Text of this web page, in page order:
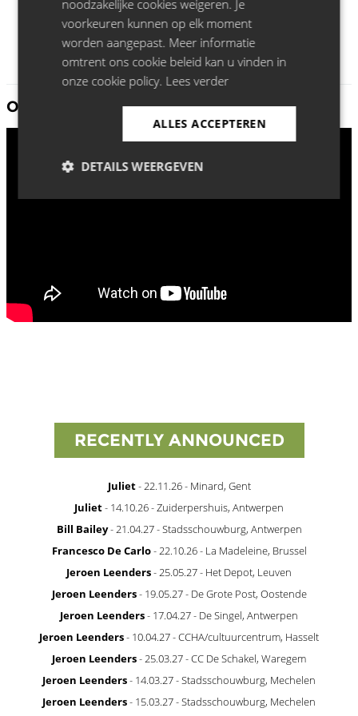
Ontdek meer Wim Helsen:
RECENTLY ANNOUNCED
Juliet- 22.11.26 - Minard, Gent
Juliet- 14.10.26 - Zuiderpershuis, Antwerpen
Bill Bailey- 21.04.27 - Stadsschouwburg, Antwerpen
Francesco De Carlo- 22.10.26 - La Madeleine, Brussel
Jeroen Leenders- 25.05.27 - Het Depot, Leuven
Jeroen Leenders- 19.05.27 - De Grote Post, Oostende
Jeroen Leenders- 17.04.27 - De Singel, Antwerpen
Jeroen Leenders- 10.04.27 - CCHA/cultuurcentrum, Hasselt
Jeroen Leenders- 25.03.27 - CC De Schakel, Waregem
Jeroen Leenders- 14.03.27 - Stadsschouwburg, Mechelen
Jeroen Leenders- 15.03.27 - Stadsschouwburg, Mechelen
noodzakelijke cookies weigeren. Je
voorkeuren kunnen op elk moment
worden aangepast. Meer informatie
omtrent ons cookie beleid kan u vinden in
onze cookie policy. Lees verder
ALLES ACCEPTEREN
DETAILS WEERGEVEN